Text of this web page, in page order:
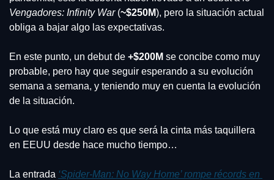
Vengadores: Infinity War (~$250M), pero la situación actual
obliga a bajar algo las expectativas.
En este punto, un debut de +$200M se concibe como muy
probable, pero hay que seguir esperando a su evolución
semana a semana, y teniendo muy en cuenta la evolución
de la situación.
Lo que está muy claro es que será la cinta más taquillera
en EEUU desde hace mucho tiempo…
La entrada ‘Spider-Man: No Way Home’ rompe récords en